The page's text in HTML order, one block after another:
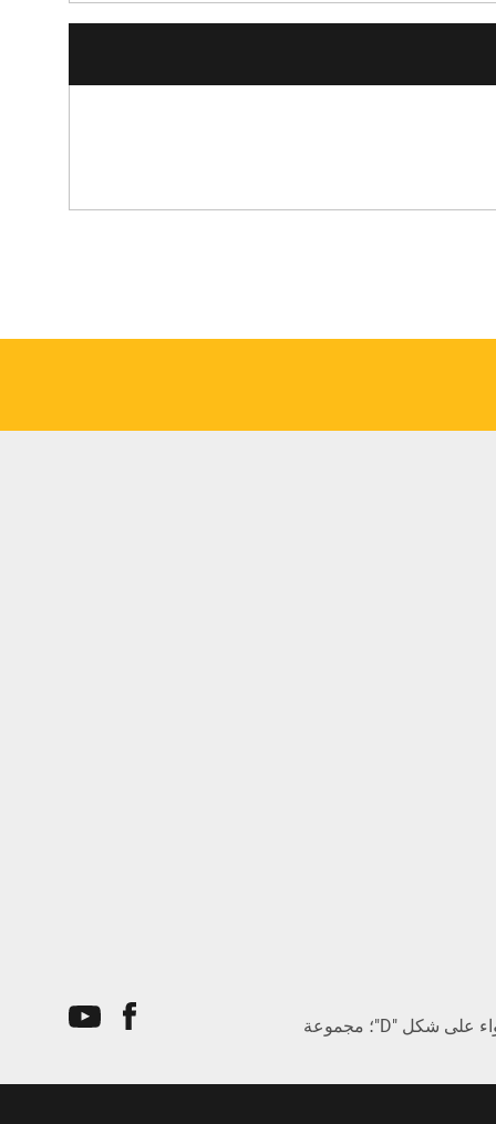
نظام الألوان الأصفر والأسود؛ شواية سحب الهواء على شكل "D"؛ مجموعة